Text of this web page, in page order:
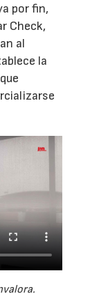
por fin,
Check,
al
la